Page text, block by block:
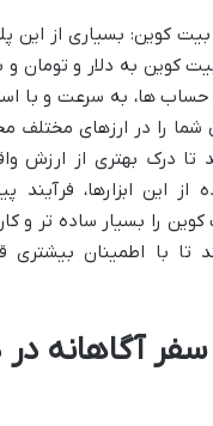
کوین: بسیاری از این
کوین به دلار و تومان و
ها، به سرعت و با
شما را در ارزهای مختلف
درک بهتری از ارزش
از این ابزارها، فرآیند
را بسیار ساده تر و
تا با اطمینان بیشتری
آگاهانه در